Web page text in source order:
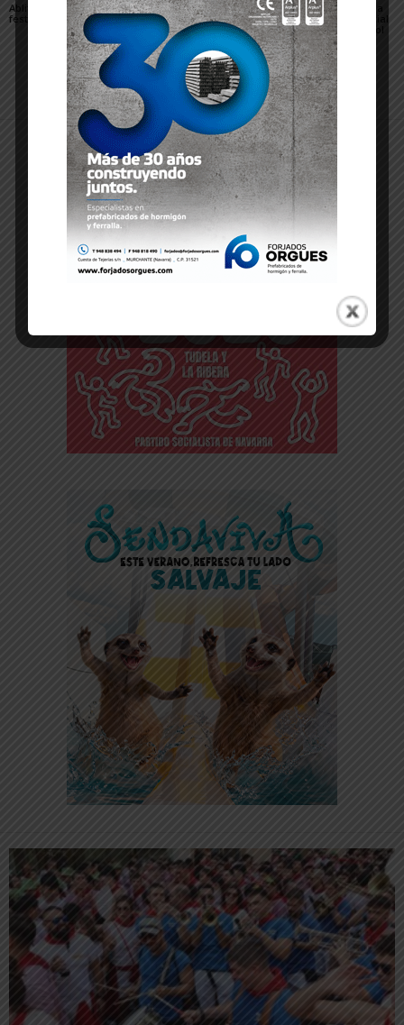
Ablitas abre el verano
festivo con sus peras
María Preciado,
concejala de Cadreita:
«Queremos unas fiestas
en las que todo el
mundo encuentre su
sitio»
Sendaviva presenta la
programación especial
del eclipse total de Sol
del 12 de agosto